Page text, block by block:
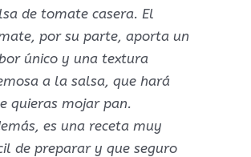
de tomate casera. El
por su parte, aporta un
único y una textura
a la salsa, que hará
quieras mojar pan.
es una receta muy
de preparar y que seguro